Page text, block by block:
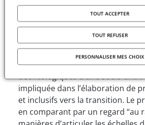
participation démocratique, à
profondes mutations politiques,
écologiques consécutives à la
d'une actualité palpitante. Il est
nécessaire de définir les méthodes
caractéristiques
déontologiques d’une socio-
impliquée dans l’élaboration de
et inclusifs vers la transition. Le
en comparant par un regard “au
TOUT ACCEPTER
TOUT REFUSER
PERSONNALISER MES CHOIX